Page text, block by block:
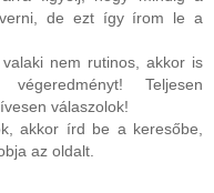
de ezt így írom le a
nem rutinos, akkor is
Teljesen
válaszolok!
akkor írd be a keresőbe,
az oldalt.